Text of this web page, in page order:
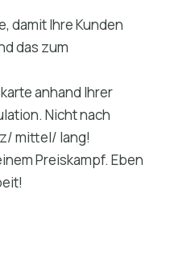
damit Ihre Kunden
das zum
anhand Ihrer
Nicht nach
mittel/ lang!
Preiskampf. Eben